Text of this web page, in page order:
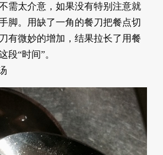
需太介意，如果没有特别注意就
脚。用缺了一角的餐刀把餐点切
有微妙的增加，结果拉长了用餐
段“时间”。